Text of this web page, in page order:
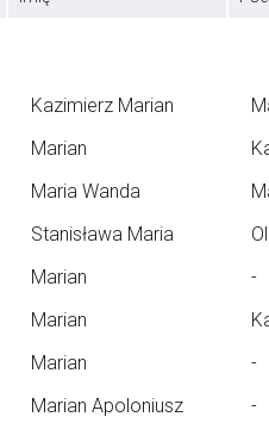
Kazimierz Marian
Marian
Maria Wanda
Stanisława Maria
Marian -
Marian
Marian -
Marian Apoloniusz -